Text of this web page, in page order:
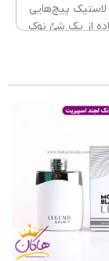
غلتکی
لاستیک پیچ‌هایی
از یک شئ نوک